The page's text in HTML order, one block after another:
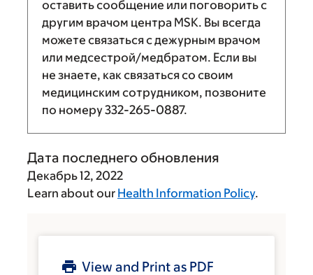
оставить сообщение или поговорить с
другим врачом центра MSK. Вы всегда
можете связаться с дежурным врачом
или медсестрой/медбратом. Если вы
не знаете, как связаться со своим
медицинским сотрудником, позвоните
по номеру332-265-0887.
Дата последнего обновления
Декабрь 12, 2022
Learn about our Health Information Policy.
View and Print as PDF